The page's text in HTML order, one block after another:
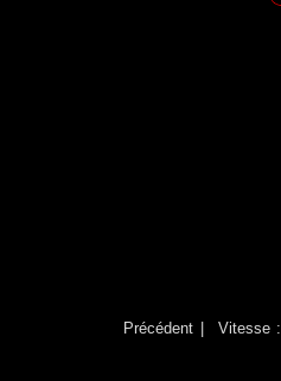
Précédent | Vitesse :